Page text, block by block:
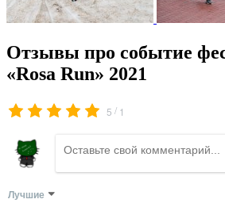
Отзывы про событие
«Rosa Run» 2021
5 / 1
Лучшие